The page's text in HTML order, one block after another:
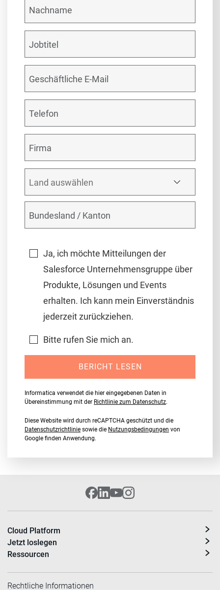
Ja, ich möchte Mitteilungen der
Salesforce Unternehmensgruppe über
Produkte, Lösungen und Events
erhalten. Ich kann mein Einverständnis
jederzeit zurückziehen.
Bitte rufen Sie mich an.
BERICHT LESEN
Informatica verwendet die hier eingegebenen Daten in
Übereinstimmung mit der Richtlinie zum Datenschutz.
Diese Website wird durch reCAPTCHA geschützt und die
Datenschutzrichtlinie sowie die Nutzungsbedingungen von
Google finden Anwendung.
Cloud Platform
Jetzt loslegen
Ressourcen
Rechtliche Informationen